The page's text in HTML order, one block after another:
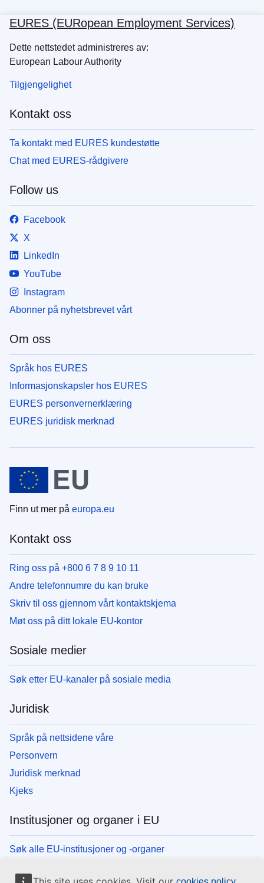
EURES (EURopean Employment Services)
Dette nettstedet administreres av:
European Labour Authority
Tilgjengelighet
Kontakt oss
Ta kontakt med EURES kundestøtte
Chat med EURES-rådgivere
Follow us
Facebook
X
LinkedIn
YouTube
Instagram
Abonner på nyhetsbrevet vårt
Om oss
Språk hos EURES
Informasjonskapsler hos EURES
EURES personvernerklæring
EURES juridisk merknad
Finn ut mer på europa.eu
Kontakt oss
Ring oss på +800 6 7 8 9 10 11
Andre telefonnumre du kan bruke
Skriv til oss gjennom vårt kontaktskjema
Møt oss på ditt lokale EU-kontor
Sosiale medier
Søk etter EU-kanaler på sosiale media
Juridisk
Språk på nettsidene våre
Personvern
Juridisk merknad
Kjeks
Institusjoner og organer i EU
Søk alle EU-institusjoner og -organer